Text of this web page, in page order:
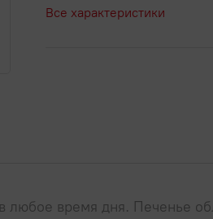
Все характеристики
любое время дня. Печенье